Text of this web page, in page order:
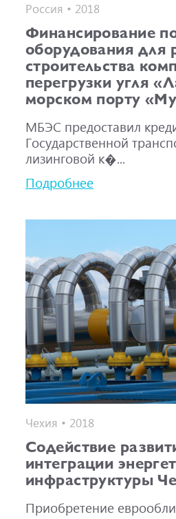
Россия • 2018
Финансирование
оборудования для
строительства
перегрузки угля
морском порту
МБЭС предоставил
Государственной
лизинговой к�...
Подробнее
Чехия • 2018
Содействие
интеграции
инфраструктуры
Приобретение